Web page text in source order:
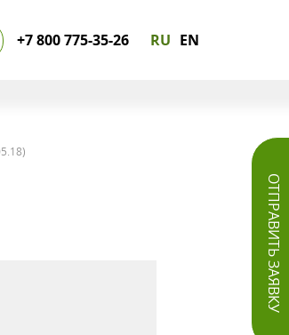
+7 800 775-35-26 RU EN
ОТПРАВИТЬ ЗАЯВКУ